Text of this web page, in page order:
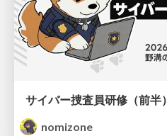
サイバー捜査員研修（前半）
nomizone